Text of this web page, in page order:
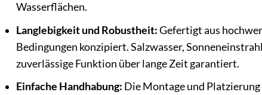
Wasserflächen.
Langlebigkeit und Robustheit:Gefertigt aus
Bedingungen konzipiert. Salzwasser,
zuverlässige Funktion über lange Zeit garantiert.
Einfache Handhabung: Die Montage und